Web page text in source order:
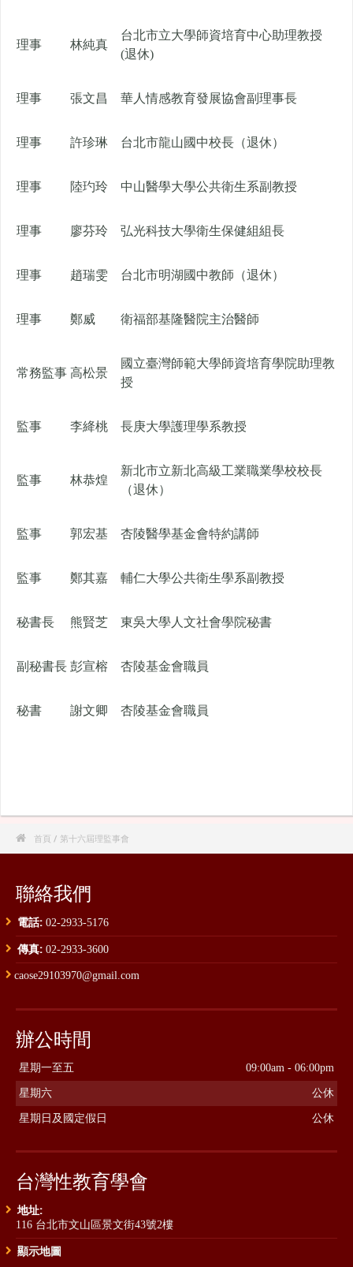
理事 林純真
台北市立大學師資培育中心助理教授
(退休)
理事 張文昌 華人情感教育發展協會副理事長
理事 許珍琳 台北市龍山國中校長（退休）
理事 陸玓玲 中山醫學大學公共衛生系副教授
理事 廖芬玲 弘光科技大學衛生保健組組長
理事 趙瑞雯 台北市明湖國中教師（退休）
理事 鄭威 衛福部基隆醫院主治醫師
常務監事 高松景
國立臺灣師範大學師資培育學院助理教
授
監事 李絳桃 長庚大學護理學系教授
監事 林恭煌
新北市立新北高級工業職業學校校長
（退休）
監事 郭宏基 杏陵醫學基金會特約講師
監事 鄭其嘉 輔仁大學公共衛生學系副教授
秘書長 熊賢芝 東吳大學人文社會學院秘書
副秘書長 彭宣榕 杏陵基金會職員
秘書 謝文卿 杏陵基金會職員
 首頁 / 第十六屆理監事會
聯絡我們
電話: 02-2933-5176
傳真: 02-2933-3600
caose29103970@gmail.com
辦公時間
星期一至五 09:00am - 06:00pm
星期六 公休
星期日及國定假日 公休
台灣性教育學會
地址:
116 台北市文山區景文街43號2樓
顯示地圖